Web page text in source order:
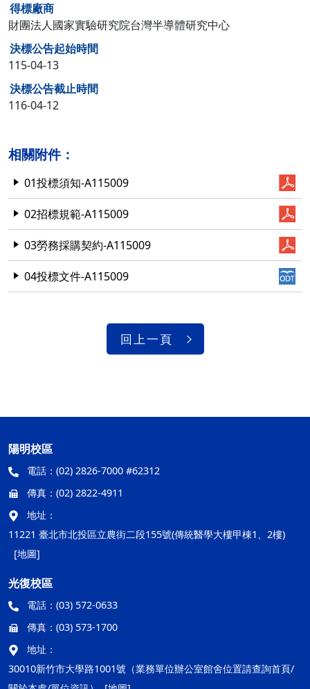
得標廠商
財團法人國家實驗研究院台灣半導體研究中心
決標公告起始時間
115-04-13
決標公告截止時間
116-04-12
相關附件：
01投標須知-A115009
02招標規範-A115009
03勞務採購契約-A115009
04投標文件-A115009
回上一頁
陽明校區
電話： (02) 2826-7000 #62312
傳真： (02) 2822-4911
地址：
11221 臺北市北投區立農街二段155號(傳統醫學大樓甲棟1、2樓)
[地圖]
光復校區
電話： (03) 572-0633
傳真： (03) 573-1700
地址：
30010新竹市大學路1001號（業務單位辦公室館舍位置請查詢首頁/